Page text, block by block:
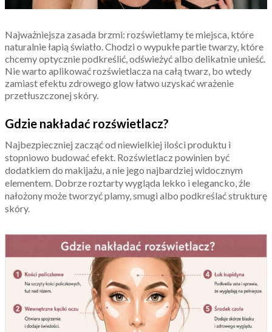
Najważniejsza zasada brzmi: rozświetlamy te miejsca, które
naturalnie łapią światło. Chodzi o wypukłe partie twarzy, które
chcemy optycznie podkreślić, odświeżyć albo delikatnie unieść.
Nie warto aplikować rozświetlacza na całą twarz, bo wtedy
zamiast efektu zdrowego glow łatwo uzyskać wrażenie
przetłuszczonej skóry.
Gdzie nakładać rozświetlacz?
Najbezpieczniej zacząć od niewielkiej ilości produktu i
stopniowo budować efekt. Rozświetlacz powinien być
dodatkiem do makijażu, a nie jego najbardziej widocznym
elementem. Dobrze roztarty wygląda lekko i elegancko, źle
nałożony może tworzyć plamy, smugi albo podkreślać strukturę
skóry.